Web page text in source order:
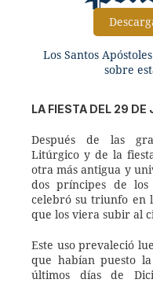
Los Santos
sobre
LA FIESTA DEL 29 DE
Después de las
Litúrgico y de la
otra más antigua y
dos príncipes de los
celebró su triunfo en
que los viera subir al
Este uso prevaleció
que habían puesto
últimos días de